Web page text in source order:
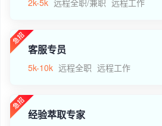
2k-5k 远程全职/兼职 远程工作
客服专员
5k-10k 远程全职 远程工作
经验萃取专家